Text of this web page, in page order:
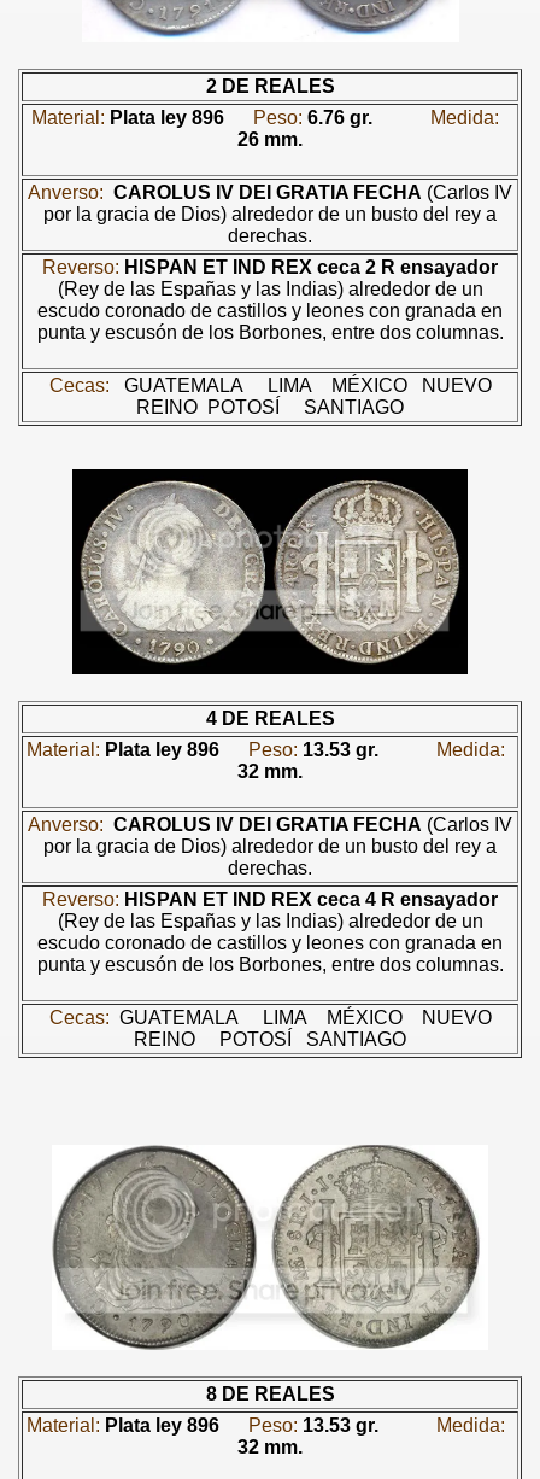
2 DE REALES
Material: Plata ley 896 Peso: 6.76 gr.
Medida:
26 mm.
Anverso: CAROLUS IV DEI GRATIA FECHA (Carlos IV
por la gracia de Dios) alrededor de un busto del rey a
derechas.
Reverso: HISPAN ET IND REX ceca 2 R ensayador
(Rey de las Españas y las Indias) alrededor de un
escudo coronado de castillos y leones con granada en
punta y escusón de los Borbones, entre dos columnas.
Cecas: GUATEMALA LIMA MÉXICO
NUEVO
REINO POTOSÍ SANTIAGO
4 DE REALES
Material: Plata ley 896Peso: 13.53 gr.
Medida:
32 mm.
Anverso: CAROLUS IV DEI GRATIA FECHA (Carlos IV
por la gracia de Dios) alrededor de un busto del rey a
derechas.
Reverso: HISPAN ET IND REX ceca 4 R ensayador
(Rey de las Españas y las Indias) alrededor de un
escudo coronado de castillos y leones con granada en
punta y escusón de los Borbones, entre dos columnas.
Cecas: GUATEMALA LIMA MÉXICO
NUEVO
REINO
POTOSÍ SANTIAGO
8 DE REALES
Material: Plata ley 896Peso: 13.53 gr.
Medida:
32 mm.